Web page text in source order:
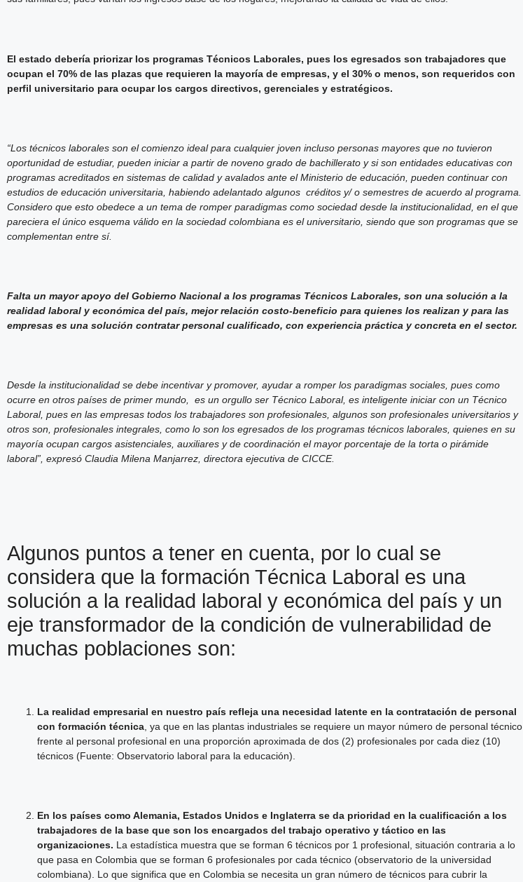
El estado debería priorizar los programas Técnicos Laborales, pues los egresados son trabajadores que
ocupan el 70% de las plazas que requieren la mayoría de empresas, y el 30% o menos, son requeridos con
perfil universitario para ocupar los cargos directivos, gerenciales y estratégicos.
“Los técnicos laborales son el comienzo ideal para cualquier joven incluso personas mayores que no tuvieron
oportunidad de estudiar, pueden iniciar a partir de noveno grado de bachillerato y si son entidades educativas con
programas acreditados en sistemas de calidad y avalados ante el Ministerio de educación, pueden continuar con
estudios de educación universitaria, habiendo adelantado algunos créditos y/ o semestres de acuerdo al programa.
Considero que esto obedece a un tema de romper paradigmas como sociedad desde la institucionalidad, en el que
pareciera el único esquema válido en la sociedad colombiana es el universitario, siendo que son programas que se
complementan entre sí.
Falta un mayor apoyo del Gobierno Nacional a los programas Técnicos Laborales, son una solución a la
realidad laboral y económica del país, mejor relación costo-beneficio para quienes los realizan y para las
empresas es una solución contratar personal cualificado, con experiencia práctica y concreta en el sector.
Desde la institucionalidad se debe incentivar y promover, ayudar a romper los paradigmas sociales, pues como
ocurre en otros países de primer mundo, es un orgullo ser Técnico Laboral, es inteligente iniciar con un Técnico
Laboral, pues en las empresas todos los trabajadores son profesionales, algunos son profesionales universitarios y
otros son, profesionales integrales, como lo son los egresados de los programas técnicos laborales, quienes en su
mayoría ocupan cargos asistenciales, auxiliares y de coordinación el mayor porcentaje de la torta o pirámide
laboral”, expresó Claudia Milena Manjarrez, directora ejecutiva de CICCE.
Algunos puntos a tener en cuenta, por lo cual se
considera que la formación Técnica Laboral es una
solución a la realidad laboral y económica del país y un
eje transformador de la condición de vulnerabilidad de
muchas poblaciones son:
La realidad empresarial en nuestro país refleja una necesidad latente en la contratación de personal
con formación técnica , ya que en las plantas industriales se requiere un mayor número de personal técnico
frente al personal profesional en una proporción aproximada de dos (2) profesionales por cada diez (10)
técnicos (Fuente: Observatorio laboral para la educación).
En los países como Alemania, Estados Unidos e Inglaterra se da prioridad en la cualificación a los
trabajadores de la base que son los encargados del trabajo operativo y táctico en las
organizaciones. La estadística muestra que se forman 6 técnicos por 1 profesional, situación contraria a lo
que pasa en Colombia que se forman 6 profesionales por cada técnico (observatorio de la universidad
colombiana). Lo que significa que en Colombia se necesita un gran número de técnicos para cubrir la